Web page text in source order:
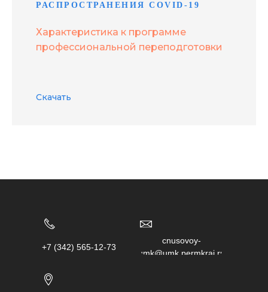
РАСПРОСТРАНЕНИЯ COVID-19
Характеристика к программе
профессиональной переподготовки
Скачать
+7 (342) 565-12-73
chusovoy-
umk@umk.permkrai.ru